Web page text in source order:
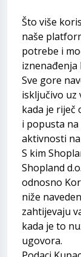
Što više
naše
potrebe i
iznenađenja
Sve gore
isključivo uz
kada je riječ
i popusta
aktivnosti
S kim
Shopland
odnosno
niže
zahtijevaju
kada je to
ugovora.